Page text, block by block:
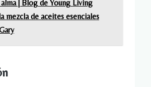
| Blog de Young Living
mezcla de aceites esenciales